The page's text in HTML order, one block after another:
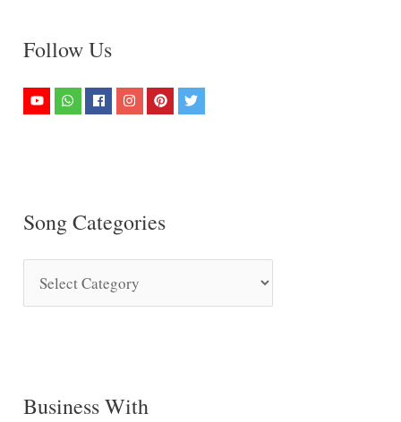
Follow Us
Song Categories
o
C
Business With